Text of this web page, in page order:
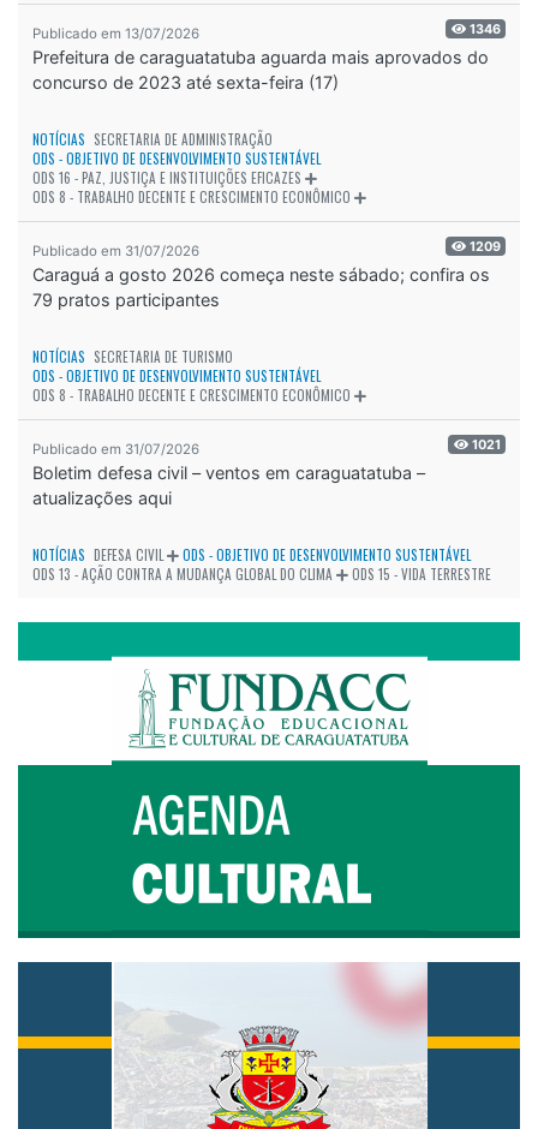
Publicado em 13/07/2026 1346
Prefeitura de caraguatatuba aguarda mais aprovados do
concurso de 2023 até sexta-feira (17)
NOTÍCIAS SECRETARIA DE ADMINISTRAÇÃO
ODS - OBJETIVO DE DESENVOLVIMENTO SUSTENTÁVEL
ODS 16 - PAZ, JUSTIÇA E INSTITUIÇÕES EFICAZES
ODS 8 - TRABALHO DECENTE E CRESCIMENTO ECONÔMICO
Publicado em 31/07/2026 1209
Caraguá a gosto 2026 começa neste sábado; confira os
79 pratos participantes
NOTÍCIAS SECRETARIA DE TURISMO
ODS - OBJETIVO DE DESENVOLVIMENTO SUSTENTÁVEL
ODS 8 - TRABALHO DECENTE E CRESCIMENTO ECONÔMICO
Publicado em 31/07/2026 1021
Boletim defesa civil – ventos em caraguatatuba –
atualizações aqui
NOTÍCIAS DEFESA CIVIL
ODS - OBJETIVO DE DESENVOLVIMENTO SUSTENTÁVEL
ODS 13 - AÇÃO CONTRA A MUDANÇA GLOBAL DO CLIMA
ODS 15 - VIDA TERRESTRE